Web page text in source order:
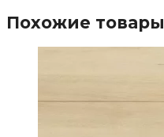
Похожие товары